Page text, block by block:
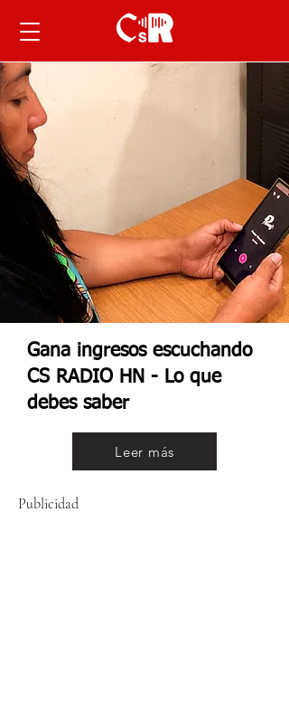
Gana ingresos escuchando
CS RADIO HN - Lo que
debes saber
Leer más
Publicidad